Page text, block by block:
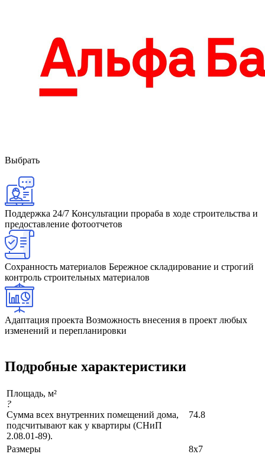
Выбрать
Поддержка 24/7 Консультации прораба в ходе строительства и
предоставление фотоотчетов
Сохранность материалов Бережное складирование и строгий
контроль строительных материалов
Адаптация проекта Возможность внесения в проект любых
изменений и перепланировки
Подробные характеристики
Площадь, м²
?
Сумма всех внутренних помещений дома,
подсчитывают как у квартиры (СНиП
2.08.01-89).
74.8
Размеры
8x7